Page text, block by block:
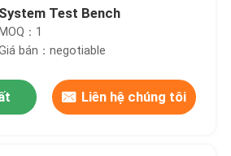
System Test Bench
：1
bán：negotiable
Liên hệ chúng tôi